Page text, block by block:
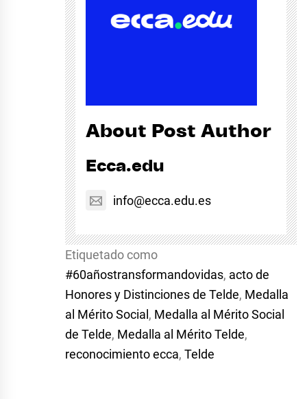
About Post Author
Ecca.edu
info@ecca.edu.es
Etiquetado como
#60añostransformandovidas, acto de
Honores y Distinciones de Telde, Medalla
al Mérito Social , Medalla al Mérito Social
de Telde, Medalla al Mérito Telde,
reconocimiento ecca, Telde